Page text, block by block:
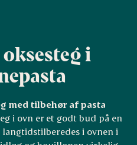
i
med tilbehør af pasta
i ovn er et godt bud på en
i ovnen i